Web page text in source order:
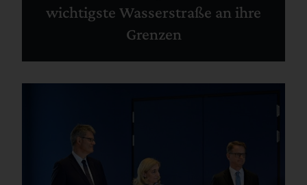
wichtigste Wasserstraße an ihre
Grenzen